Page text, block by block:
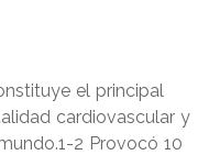
el principal
cardiovascular y
2 Provocó 10